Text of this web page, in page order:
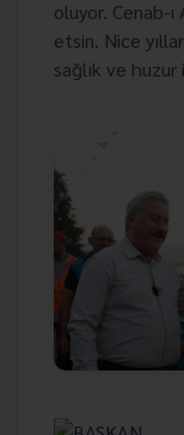
oluyor. Cenab-
etsin. Nice
sağlık ve